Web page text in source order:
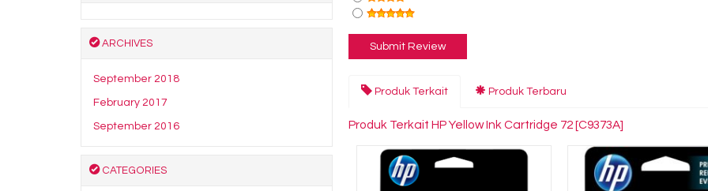
Produk Terkait Produk Terbaru
Produk Terkait HP Yellow Ink Cartridge 72 [C9373A]
ARCHIVES
September 2018
February 2017
September 2016
CATEGORIES